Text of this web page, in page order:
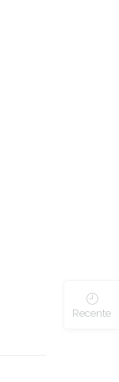
Recente